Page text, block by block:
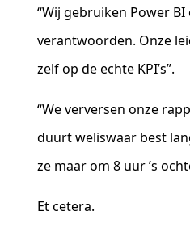
“Wij gebruiken Power
verantwoorden. Onze
zelf op de echte KPI’s”.
“We verversen onze
duurt weliswaar best
ze maar om 8 uur ’s
Et cetera.